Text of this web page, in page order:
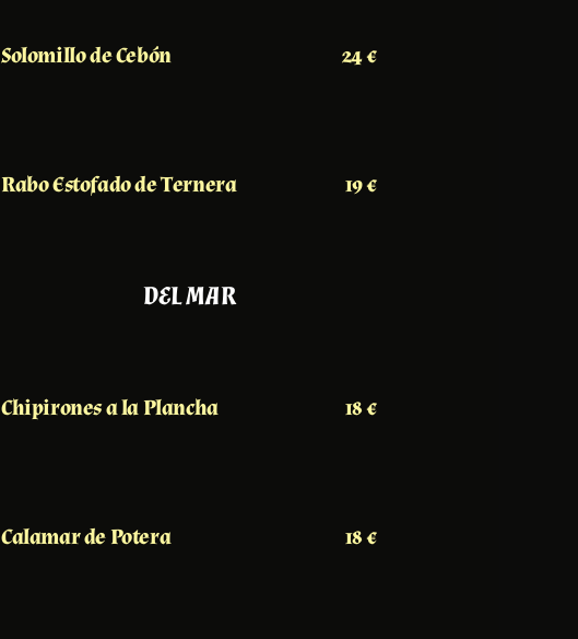
Solomillo de Cebón 24 €
Rabo Estofado de Ternera 19 €
DEL MAR
Chipirones a la Plancha 18 €
Calamar de Potera 18 €